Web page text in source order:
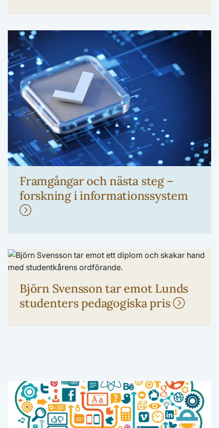
Framgångar och nästa steg –
forskning i informationssystem
Björn Svensson tar emot Lunds
studenters pedagogiska pris